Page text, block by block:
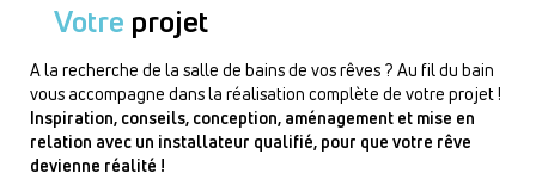
Votre projet
A la recherche de la salle de bains de vos rêves ? Au fil du bain
vous accompagne dans la réalisation complète de votre projet !
Inspiration, conseils, conception, aménagement et mise en
relation avec un installateur qualifié, pour que votre rêve
devienne réalité !